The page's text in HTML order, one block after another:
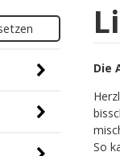
Die
So